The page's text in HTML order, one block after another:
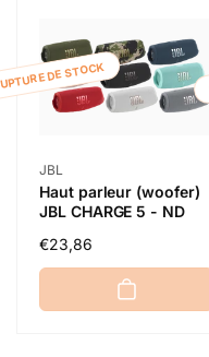
DE STOCK
Distributeur :
JBL
Haut parleur (woofer)
JBL CHARGE 5 - ND
Prix
habituel
€23,86